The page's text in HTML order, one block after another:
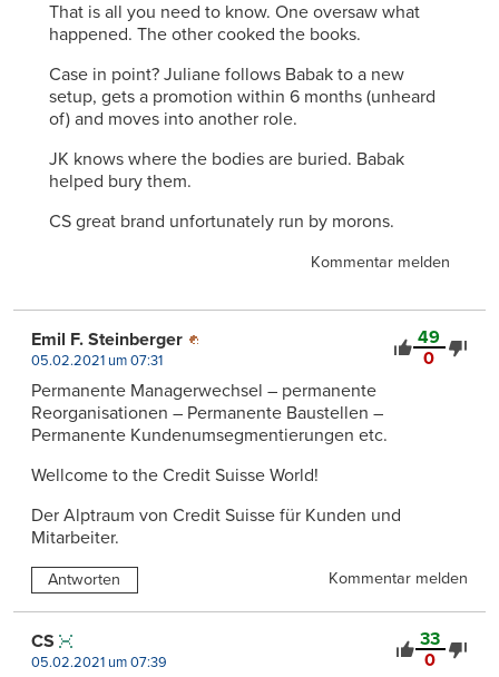
That is all you need to know. One oversaw what
happened. The other cooked the books.
Case in point? Juliane follows Babak to a new
setup, gets a promotion within 6 months (unheard
of) and moves into another role.
JK knows where the bodies are buried. Babak
helped bury them.
CS great brand unfortunately run by morons.
Kommentar melden
49
0
Emil F. Steinberger
05.02.2021 um 07:31
Permanente Managerwechsel – permanente
Reorganisationen – Permanente Baustellen –
Permanente Kundenumsegmentierungen etc.
Wellcome to the Credit Suisse World!
Der Alptraum von Credit Suisse für Kunden und
Mitarbeiter.
Antworten Kommentar melden
33
0
CS
05.02.2021 um 07:39